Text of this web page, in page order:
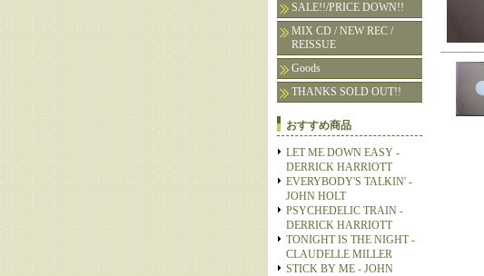
SALE!!/PRICE DOWN!!
MIX CD / NEW REC /
REISSUE
Goods
THANKS SOLD OUT!!
おすすめ商品
LET ME DOWN EASY -
DERRICK HARRIOTT
EVERYBODY'S TALKIN' -
JOHN HOLT
PSYCHEDELIC TRAIN -
DERRICK HARRIOTT
TONIGHT IS THE NIGHT -
CLAUDELLE MILLER
STICK BY ME - JOHN